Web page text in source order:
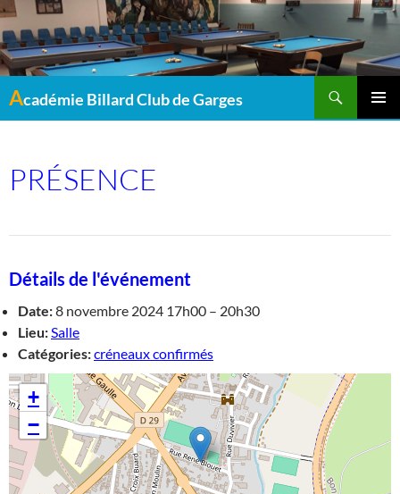
Académie Billard Club de Garges
PRÉSENCE
Détails de l'événement
Date:8 novembre 2024 17h00 – 20h30
Lieu:Salle
Catégories:créneaux confirmés
+
−